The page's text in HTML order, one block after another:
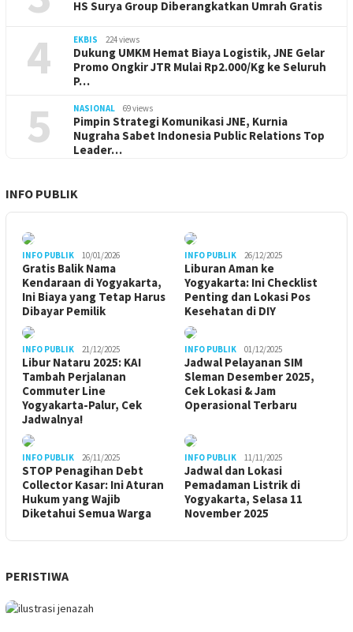
HS Surya Group Diberangkatkan Umrah Gratis
4 EKBIS 224 views
Dukung UMKM Hemat Biaya Logistik, JNE Gelar
Promo Ongkir JTR Mulai Rp2.000/Kg ke Seluruh
P…
5 NASIONAL 69 views
Pimpin Strategi Komunikasi JNE, Kurnia
Nugraha Sabet Indonesia Public Relations Top
Leader…
INFO PUBLIK
INFO PUBLIK 10/01/2026
Gratis Balik Nama
Kendaraan di Yogyakarta,
Ini Biaya yang Tetap Harus
Dibayar Pemilik
INFO PUBLIK 26/12/2025
Liburan Aman ke
Yogyakarta: Ini Checklist
Penting dan Lokasi Pos
Kesehatan di DIY
INFO PUBLIK 21/12/2025
Libur Nataru 2025: KAI
Tambah Perjalanan
Commuter Line
Yogyakarta-Palur, Cek
Jadwalnya!
INFO PUBLIK 01/12/2025
Jadwal Pelayanan SIM
Sleman Desember 2025,
Cek Lokasi & Jam
Operasional Terbaru
INFO PUBLIK 26/11/2025
STOP Penagihan Debt
Collector Kasar: Ini Aturan
Hukum yang Wajib
Diketahui Semua Warga
INFO PUBLIK 11/11/2025
Jadwal dan Lokasi
Pemadaman Listrik di
Yogyakarta, Selasa 11
November 2025
PERISTIWA